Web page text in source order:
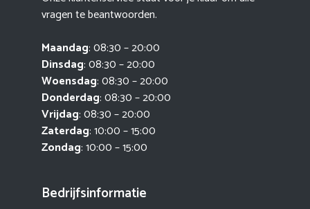
vragen te beantwoorden.
Maandag: 08:30 – 20:00
Dinsdag: 08:30 – 20:00
Woensdag: 08:30 – 20:00
Donderdag: 08:30 – 20:00
Vrijdag: 08:30 – 20:00
Zaterdag: 10:00 – 15:00
Zondag: 10:00 – 15:00
Bedrijfsinformatie